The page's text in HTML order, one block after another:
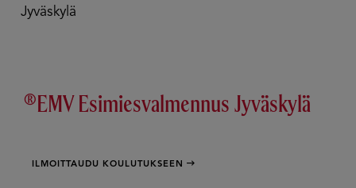
Jyväskylä
®EMV Esimiesvalmennus Jyväskylä
ILMOITTAUDU KOULUTUKSEEN